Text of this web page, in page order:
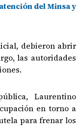
del Minsa y
debieron abrir
las autoridades
Laurentino
en torno a
para frenar los